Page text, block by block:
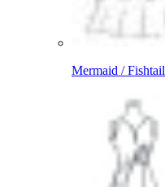
Mermaid / Fishtail